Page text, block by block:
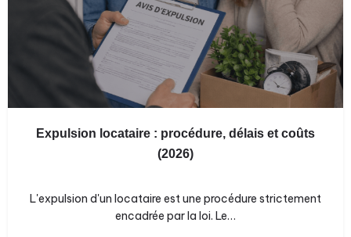
Expulsion locataire : procédure, délais et coûts
(2026)
L'expulsion d'un locataire est une procédure strictement
encadrée par la loi. Le…